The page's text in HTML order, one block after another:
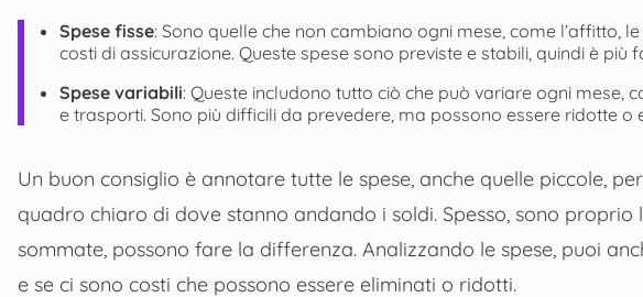
Spese fisse: Sono quelle che non cambiano ogni mese, come l’affitto,
costi di assicurazione. Queste spese sono previste e stabili, quindi è più
Spese variabili: Queste includono tutto ciò che può variare ogni mese,
e trasporti. Sono più difficili da prevedere, ma possono essere ridotte o
Un buon consiglio è annotare tutte le spese, anche quelle piccole,
quadro chiaro di dove stanno andando i soldi. Spesso, sono proprio
sommate, possono fare la differenza. Analizzando le spese, puoi
e se ci sono costi che possono essere eliminati o ridotti.